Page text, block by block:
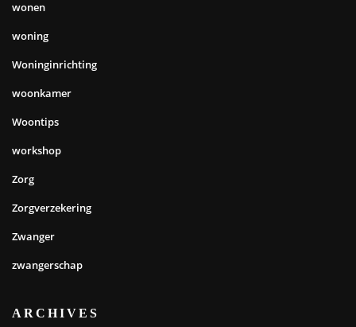
wonen
woning
Woninginrichting
woonkamer
Woontips
workshop
Zorg
Zorgverzekering
Zwanger
zwangerschap
ARCHIVES